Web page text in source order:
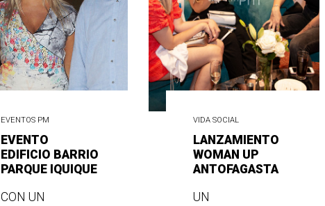
EVENTOS PM
EVENTO
EDIFICIO BARRIO
PARQUE IQUIQUE
CON UN
VIDA SOCIAL
LANZAMIENTO
WOMAN UP
ANTOFAGASTA
UN